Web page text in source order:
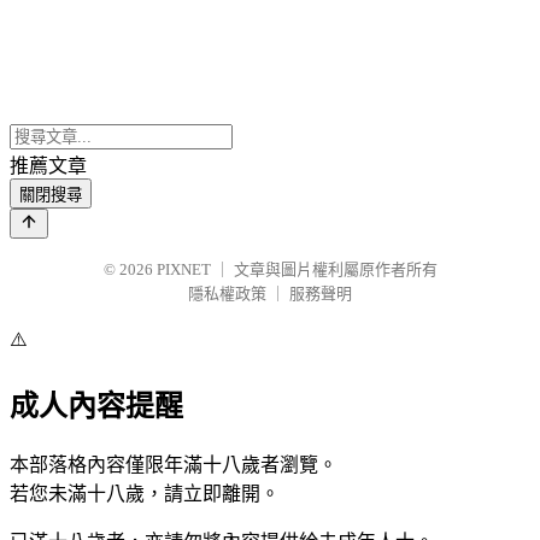
推薦文章
關閉搜尋
© 2026 PIXNET
文章與圖片權利屬原作者所有
隱私權政策
服務聲明
⚠️
成人內容提醒
本部落格內容僅限年滿十八歲者瀏覽。
若您未滿十八歲，請立即離開。